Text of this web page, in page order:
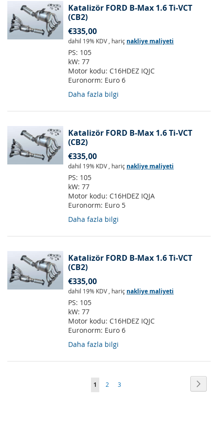
Katalizör FORD B-Max 1.6 Ti-VCT
(CB2)
€335,00
dahil 19% KDV , hariç nakliye maliyeti
PS: 105
kW: 77
Motor kodu: C16HDEZ IQJC
Euronorm: Euro 6
Daha fazla bilgi
Katalizör FORD B-Max 1.6 Ti-VCT
(CB2)
€335,00
dahil 19% KDV , hariç nakliye maliyeti
PS: 105
kW: 77
Motor kodu: C16HDEZ IQJA
Euronorm: Euro 5
Daha fazla bilgi
Katalizör FORD B-Max 1.6 Ti-VCT
(CB2)
€335,00
dahil 19% KDV , hariç nakliye maliyeti
PS: 105
kW: 77
Motor kodu: C16HDEZ IQJC
Euronorm: Euro 6
Daha fazla bilgi
Sayfa
Şu
1 Sayfa
2 Sayfa
3